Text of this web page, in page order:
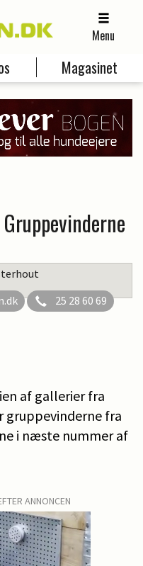
Menu
Magasinet
25 28 60 69
af gallerier fra
gruppevinderne fra
i næste nummer af
ANNONCEN